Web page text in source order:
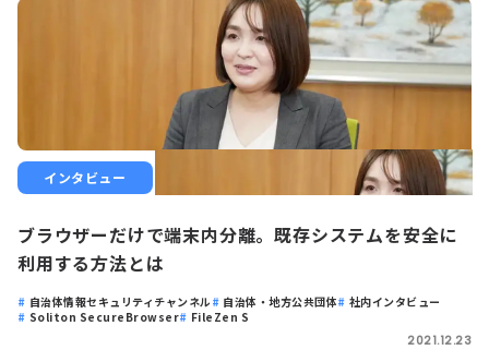
インタビュー
ブラウザーだけで端末内分離。既存システムを安全に
利用する方法とは
自治体情報セキュリティチャンネル 自治体・地方公共団体
社内インタビュー
Soliton SecureBrowser
FileZen S
2021.12.23